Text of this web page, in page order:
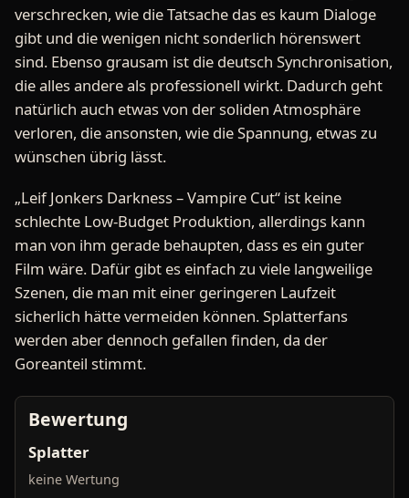
verschrecken, wie die Tatsache das es kaum Dialoge
gibt und die wenigen nicht sonderlich hörenswert
sind. Ebenso grausam ist die deutsch Synchronisation,
die alles andere als professionell wirkt. Dadurch geht
natürlich auch etwas von der soliden Atmosphäre
verloren, die ansonsten, wie die Spannung, etwas zu
wünschen übrig lässt.
„Leif Jonkers Darkness – Vampire Cut“ ist keine
schlechte Low-Budget Produktion, allerdings kann
man von ihm gerade behaupten, dass es ein guter
Film wäre. Dafür gibt es einfach zu viele langweilige
Szenen, die man mit einer geringeren Laufzeit
sicherlich hätte vermeiden können. Splatterfans
werden aber dennoch gefallen finden, da der
Goreanteil stimmt.
Bewertung
Splatter
keine Wertung